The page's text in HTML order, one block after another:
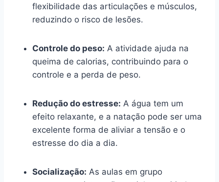
flexibilidade das articulações e músculos,
reduzindo o risco de lesões.
Controle do peso: A atividade ajuda na
queima de calorias, contribuindo para o
controle e a perda de peso.
Redução do estresse: A água tem um
efeito relaxante, e a natação pode ser uma
excelente forma de aliviar a tensão e o
estresse do dia a dia.
Socialização: As aulas em grupo